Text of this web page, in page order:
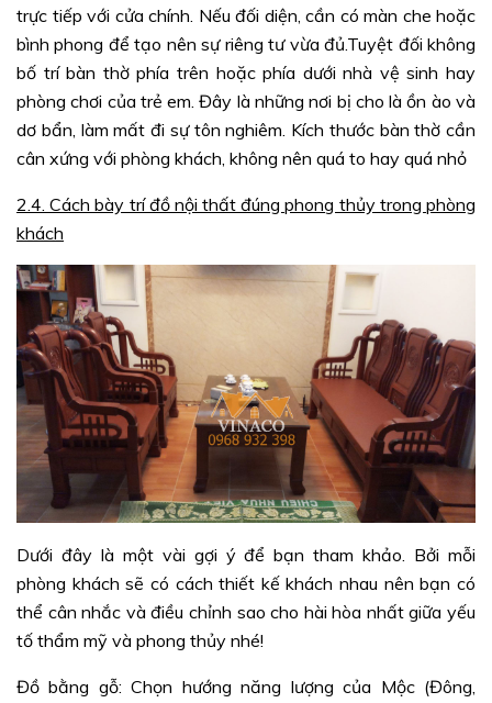
trực tiếp với cửa chính. Nếu đối diện, cần có màn che hoặc
bình phong để tạo nên sự riêng tư vừa đủ.Tuyệt đối không
bố trí bàn thờ phía trên hoặc phía dưới nhà vệ sinh hay
phòng chơi của trẻ em. Đây là những nơi bị cho là ồn ào và
dơ bẩn, làm mất đi sự tôn nghiêm. Kích thước bàn thờ cần
cân xứng với phòng khách, không nên quá to hay quá nhỏ
2.4. Cách bày trí đồ nội thất đúng phong thủy trong phòng
khách
Dưới đây là một vài gợi ý để bạn tham khảo. Bởi mỗi
phòng khách sẽ có cách thiết kế khách nhau nên bạn có
thể cân nhắc và điều chỉnh sao cho hài hòa nhất giữa yếu
tố thẩm mỹ và phong thủy nhé!
Đồ bằng gỗ: Chọn hướng năng lượng của Mộc (Đông,